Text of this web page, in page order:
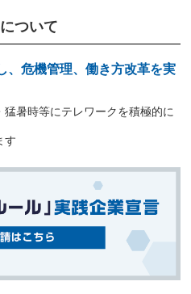
ついて
、危機管理、働き方改革を実
暑時等にテレワークを積極的に
す